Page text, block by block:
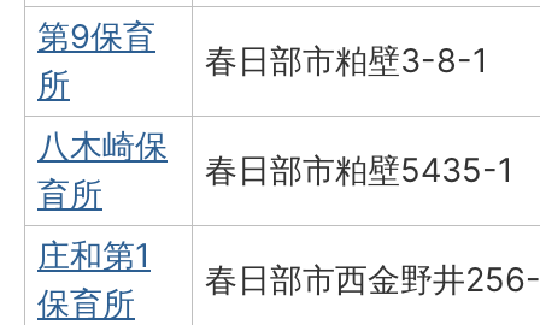
第9保育
所
春日部市粕壁3-8-1
八木崎保
育所
春日部市粕壁5435-1
庄和第1
保育所
春日部市西金野井